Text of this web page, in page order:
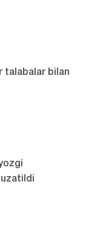
talabalar bilan